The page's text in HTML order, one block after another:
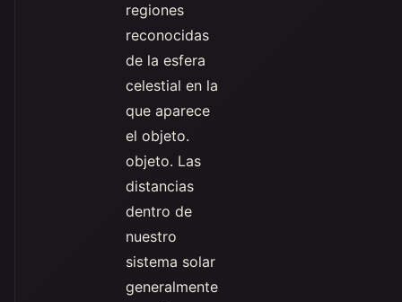
regiones
reconocidas
de la esfera
celestial en la
que aparece
el objeto.
objeto. Las
distancias
dentro de
nuestro
sistema solar
generalmente